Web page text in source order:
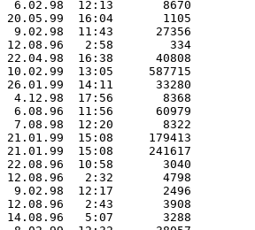
6.02.98  12:13       8670
20.05.99  16:04       1105
9.02.98  11:43      27356             0
12.08.96   2:58        334
22.04.98  16:38      40808
10.02.99  13:05     587715
26.01.99  14:11      33280
4.12.98  17:56       8368
6.08.96  11:56      60979
7.08.98  12:20       8322
21.01.99  15:08     179413
21.01.99  15:08     241617
22.08.96  10:58       3040
12.08.96   2:32       4798
9.02.98  12:17       2496
12.08.96   2:43       3908
14.08.96   5:07       3288